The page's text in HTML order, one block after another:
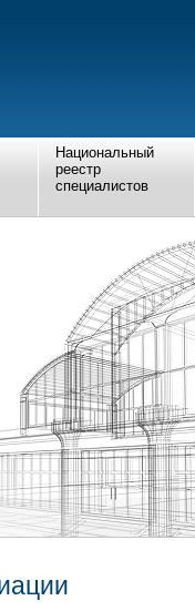
Национальный
реестр
специалистов